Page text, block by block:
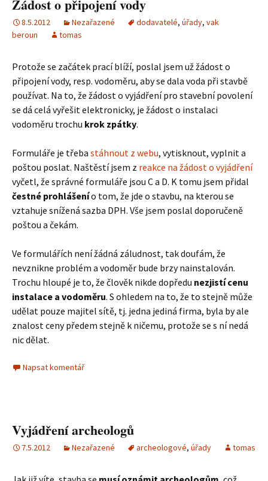
Žádost o připojení vody
8.5.2012 Nezařazené dodavatelé, úřady, vak
beroun
tomas
Protože se začátek prací blíží, poslal jsem už žádost o
připojení vody, resp. vodoměru, aby se dala voda při stavbě
používat. Na to, že žádost o vyjádření pro stavební povolení
se dá celá vyřešit elektronicky, je žádost o instalaci
vodoměru trochu krok zpátky.
Formuláře je třeba stáhnout z webu, vytisknout, vyplnit a
poštou poslat. Naštěstí jsem z reakce na žádost o vyjádření
vyčetl, že správné formuláře jsou C a D. K tomu jsem přidal
čestné prohlášenío tom, že jde o stavbu, na kterou se
vztahuje snížená sazba DPH. Vše jsem poslal doporučeně
poštou a čekám.
Ve formulářích není žádná záludnost, tak doufám, že
nevznikne problém a vodoměr bude brzy nainstalován.
Trochu hloupé je to, že člověk nikde dopředu nezjistí cenu
instalace a vodoměru. S ohledem na to, že to stejně může
udělat pouze majitel sítě, tj. jedna jediná firma, byla by ale
znalost ceny předem stejně k ničemu, protože se s ní nedá
nic dělat.
Napsat komentář
Vyjádření archeologů
7.5.2012 Nezařazené archeologové, úřady tomas